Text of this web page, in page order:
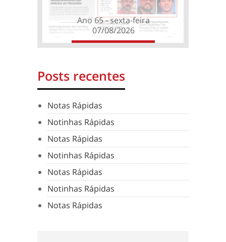
Ano 65 - sexta-feira
07/08/2026
Posts recentes
Notas Rápidas
Notinhas Rápidas
Notas Rápidas
Notinhas Rápidas
Notas Rápidas
Notinhas Rápidas
Notas Rápidas